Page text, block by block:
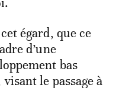
égard, que ce
d’une
bas
le passage à